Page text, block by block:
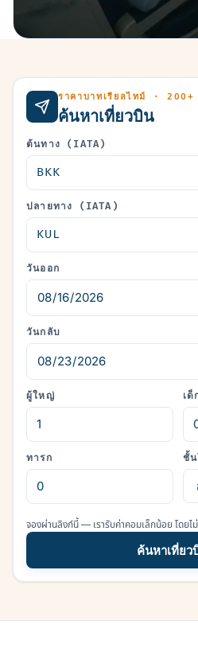
ราคาบาทเรียลไทม์ · 200+
ค้นหาเที่ยวบิน
ต้นทาง (IATA)
ปลายทาง (IATA)
วันออก
วันกลับ
ผู้ใหญ่ เด็
ทารก ชั้น
จองผ่านลิงก์นี้ — เรารับค่าคอมเล็กน้อย โดยไ
ค้นหาเที่ยว